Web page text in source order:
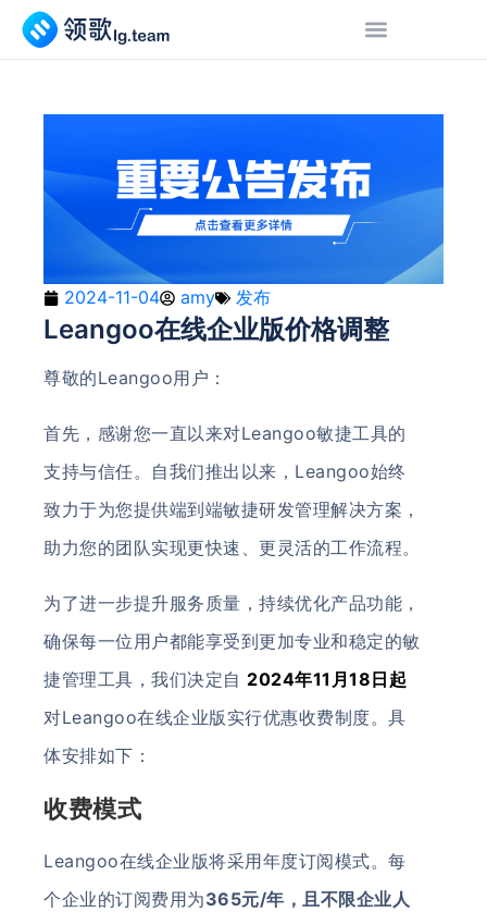
2024-11-04 amy 发布
Leangoo在线企业版价格调整
尊敬的Leangoo用户：
首先，感谢您一直以来对Leangoo敏捷工具的
支持与信任。自我们推出以来，Leangoo始终
致力于为您提供端到端敏捷研发管理解决方案，
助力您的团队实现更快速、更灵活的工作流程。
为了进一步提升服务质量，持续优化产品功能，
确保每一位用户都能享受到更加专业和稳定的敏
捷管理工具，我们决定自 2024年11月18日起
对Leangoo在线企业版实行优惠收费制度。具
体安排如下：
收费模式
Leangoo在线企业版将采用年度订阅模式。每
个企业的订阅费用为365元/年，且不限企业人